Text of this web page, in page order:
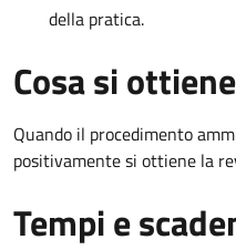
della pratica.
Cosa si ottiene
Quando il procedimento
positivamente si ottiene la
Tempi e